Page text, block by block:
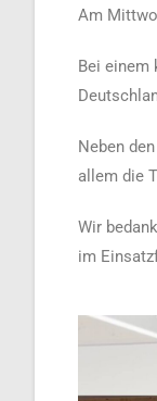
Am
Bei einem
Neben
allem die
Wir
im